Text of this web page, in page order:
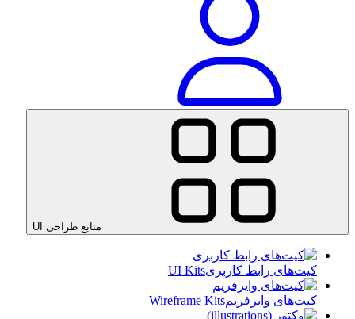
منابع طراحی UI
کیت‌های رابط کاربریUI Kits
کیت‌های وایرفریمWireframe Kits